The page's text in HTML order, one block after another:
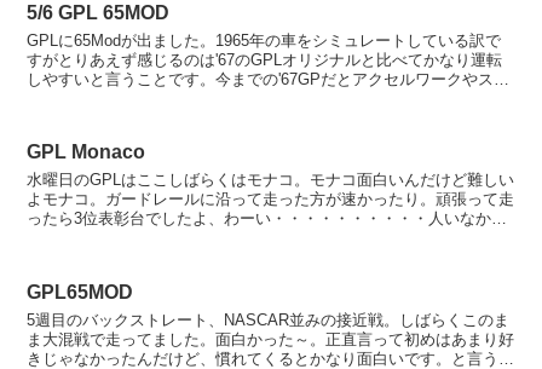
5/6 GPL 65MOD
GPLに65Modが出ました。1965年の車をシミュレートしている訳で
すがとりあえず感じるのは'67のGPLオリジナルと比べてかなり運転
しやすいと言うことです。今までの'67GPだとアクセルワークやステ
GPL Monaco
水曜日のGPLはここしばらくはモナコ。モナコ面白いんだけど難しい
よモナコ。ガードレールに沿って走った方が速かったり。頑張って走
ったら3位表彰台でしたよ、わーい・・・・・・・・・・人いなかっ
GPL65MOD
5週目のバックストレート、NASCAR並みの接近戦。しばらくこのま
ま大混戦で走ってました。面白かった～。正直言って初めはあまり好
きじゃなかったんだけど、慣れてくるとかなり面白いです。と言うわ